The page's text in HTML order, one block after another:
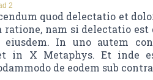
2
quod delectatio et
ratione, nam si delectatio
eiusdem. In uno autem
in X Metaphys. Et inde
de eodem sub